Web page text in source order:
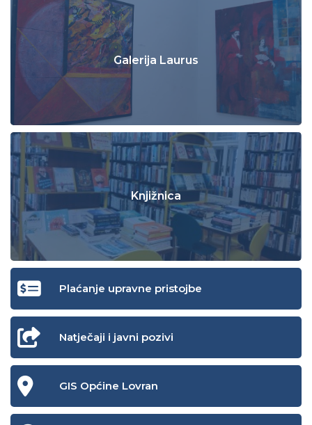
Galerija Laurus
Knjižnica
Plaćanje upravne pristojbe
Natječaji i javni pozivi
GIS Općine Lovran